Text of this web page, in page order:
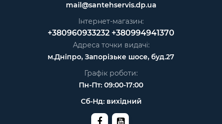
mail@santehservis.dp.ua
Інтернет-магазин:
+380960933232 +380994941370
Адреса точки видачі:
м.Дніпро, Запорізьке шосе, буд.27
Графік роботи:
Пн-Пт: 09:00-17:00
Сб-Нд: вихідний